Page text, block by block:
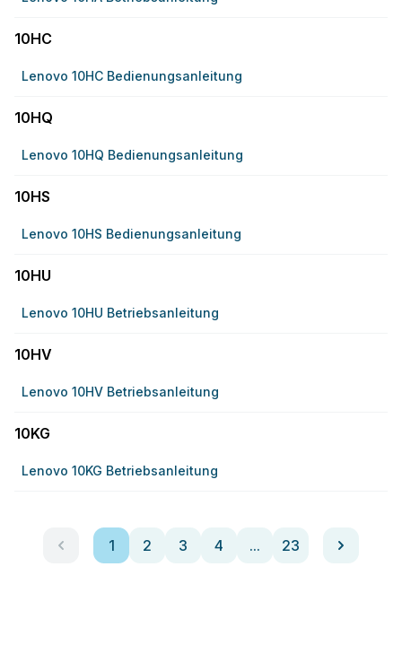
10HC
Lenovo 10HC Bedienungsanleitung
10HQ
Lenovo 10HQ Bedienungsanleitung
10HS
Lenovo 10HS Bedienungsanleitung
10HU
Lenovo 10HU Betriebsanleitung
10HV
Lenovo 10HV Betriebsanleitung
10KG
Lenovo 10KG Betriebsanleitung
1 2 3 4 ... 23